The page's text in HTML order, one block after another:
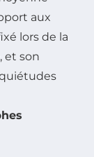
aux
lors de la
et son